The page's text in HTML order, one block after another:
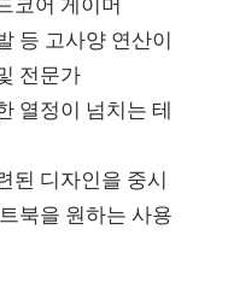
등 고사양 연산이
전문가
열정이 넘치는 테
된 디자인을 중시
북을 원하는 사용